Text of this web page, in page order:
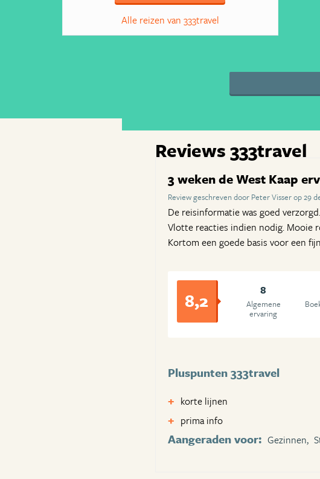
Alle reizen van 333travel
Reviews 333travel
3 weken de West Kaap
Review geschreven door Peter Visser op 29
De reisinformatie was goed
Vlotte reacties indien nodig. Mooie
Kortom een goede basis voor een
8,2 8
Algemene
ervaring
Pluspunten 333travel
korte lijnen
prima info
Aangeraden voor: Gezinnen,